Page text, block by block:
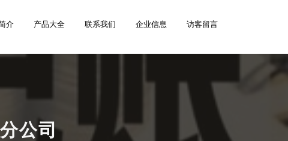
介 产品大全 联系我们 企业信息 访客留言
公司